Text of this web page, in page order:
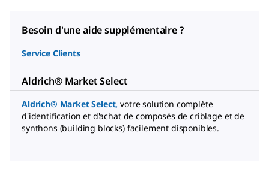
Besoin d'une aide supplémentaire ?
Service Clients
Aldrich® Market Select
Aldrich® Market Select, votre solution complète
d'identification et d'achat de composés de criblage et de
synthons (building blocks) facilement disponibles.